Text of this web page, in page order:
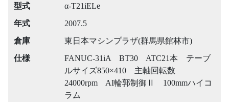
型式
α-T21iELe
年式
2007.5
倉庫
東日本マシンプラザ(群馬県館林市)
仕様
FANUC-31iA BT30 ATC21本 テーブ
ルサイズ850×410 主軸回転数
24000rpm AI輪郭制御Ⅱ 100mmハイコ
ラム